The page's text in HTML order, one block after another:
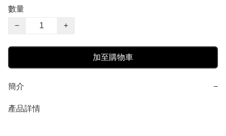
數量
−
+
加至購物車
簡介 −
產品詳情